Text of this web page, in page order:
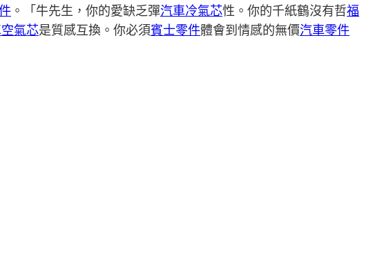
。「牛先生，你的愛缺乏彈汽車冷氣芯性。你的千紙鶴沒有哲福
氣芯是質感互換。你必須賓士零件體會到情感的無價汽車零件